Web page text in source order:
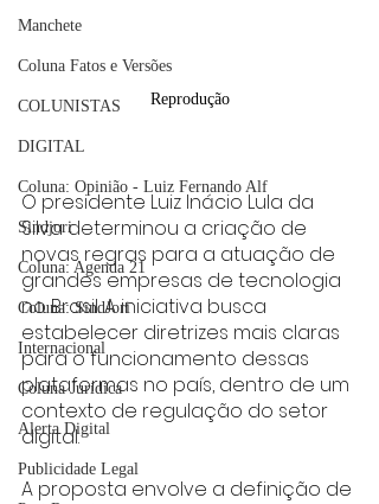
Manchete
Coluna Fatos e Versões
COLUNISTAS
DIGITAL
Coluna: Opinião - Luiz Fernando Alf
Sindjori
Coluna: Agenda 21
Coluna: SindJori
Internacional
Coluna Jurídica
Alerta Digital
Publicidade Legal
Reprodução
O presidente Luiz Inácio Lula da
Silva determinou a criação de
novas regras para a atuação de
grandes empresas de tecnologia
no Brasil. A iniciativa busca
estabelecer diretrizes mais claras
para o funcionamento dessas
plataformas no país, dentro de um
contexto de regulação do setor
digital.
A proposta envolve a definição de